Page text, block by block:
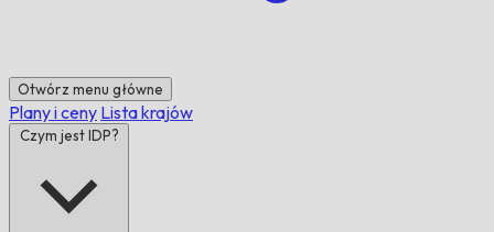
Otwórz menu główne
Plany i ceny Lista krajów
Czym jest IDP?